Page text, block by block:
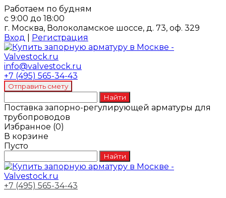
Работаем по будням
с 9:00 до 18:00
г. Москва, Волоколамское шоссе, д. 73, оф. 329
Вход
Регистрация
info@valvestock.ru
+7 (495) 565-34-43
Поставка запорно-регулирующей арматуры для
трубопроводов
Избранное (0)
В корзине
Пусто
+7 (495) 565-34-43